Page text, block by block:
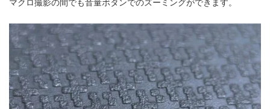
マクロ撮影の間でも音量ボタンでのズーミングができます。